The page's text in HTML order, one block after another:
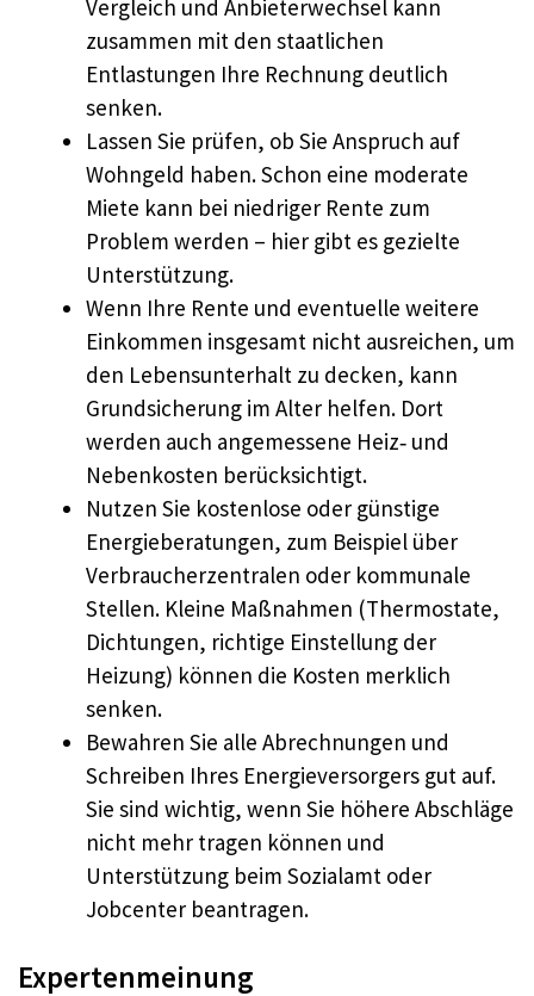
Vergleich und Anbieterwechsel kann
zusammen mit den staatlichen
Entlastungen Ihre Rechnung deutlich
senken.
Lassen Sie prüfen, ob Sie Anspruch auf
Wohngeld haben. Schon eine moderate
Miete kann bei niedriger Rente zum
Problem werden – hier gibt es gezielte
Unterstützung.
Wenn Ihre Rente und eventuelle weitere
Einkommen insgesamt nicht ausreichen, um
den Lebensunterhalt zu decken, kann
Grundsicherung im Alter helfen. Dort
werden auch angemessene Heiz‑ und
Nebenkosten berücksichtigt.
Nutzen Sie kostenlose oder günstige
Energieberatungen, zum Beispiel über
Verbraucherzentralen oder kommunale
Stellen. Kleine Maßnahmen (Thermostate,
Dichtungen, richtige Einstellung der
Heizung) können die Kosten merklich
senken.
Bewahren Sie alle Abrechnungen und
Schreiben Ihres Energieversorgers gut auf.
Sie sind wichtig, wenn Sie höhere Abschläge
nicht mehr tragen können und
Unterstützung beim Sozialamt oder
Jobcenter beantragen.
Expertenmeinung